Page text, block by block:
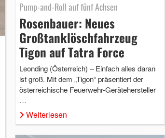
Pump-and-Roll auf fünf Achsen
Rosenbauer: Neues
Großtanklöschfahrzeug
Tigon auf Tatra Force
Leonding (Österreich) – Einfach alles daran
ist groß. Mit dem „Tigon“ präsentiert der
österreichische Feuerwehr-Gerätehersteller
…
Weiterlesen